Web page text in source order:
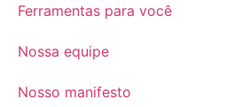
Ferramentas para você
Nossa equipe
Nosso manifesto